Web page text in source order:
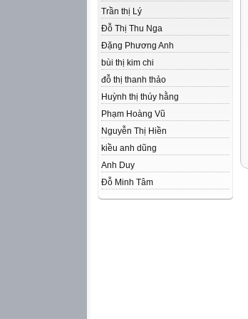
Trần thị Lý
Đỗ Thị Thu Nga
Đặng Phương Anh
bùi thị kim chi
đỗ thị thanh thảo
Huỳnh thị thúy hằng
Phạm Hoàng Vũ
Nguyễn Thị Hiền
kiều anh dũng
Anh Duy
Đỗ Minh Tâm